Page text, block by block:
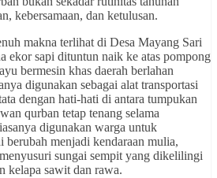
kebersamaan, dan ketulusan.
makna terlihat di Desa Mayang Sari
ekor sapi dituntun naik ke atas pompong
bermesin khas daerah berlahan
digunakan sebagai alat transportasi
dengan hati-hati di antara tumpukan
qurban tetap tenang selama
digunakan warga untuk
berubah menjadi kendaraan mulia,
sungai sempit yang dikelilingi
kelapa sawit dan rawa.